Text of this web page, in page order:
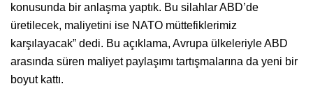
konusunda bir anlaşma yaptık. Bu silahlar ABD’de
üretilecek, maliyetini ise NATO müttefiklerimiz
karşılayacak” dedi. Bu açıklama, Avrupa ülkeleriyle ABD
arasında süren maliyet paylaşımı tartışmalarına da yeni bir
boyut kattı.